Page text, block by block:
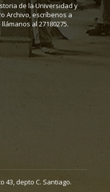
de la Universidad y
Archivo, escríbenos a
al 27180275.
43, depto C. Santiago.